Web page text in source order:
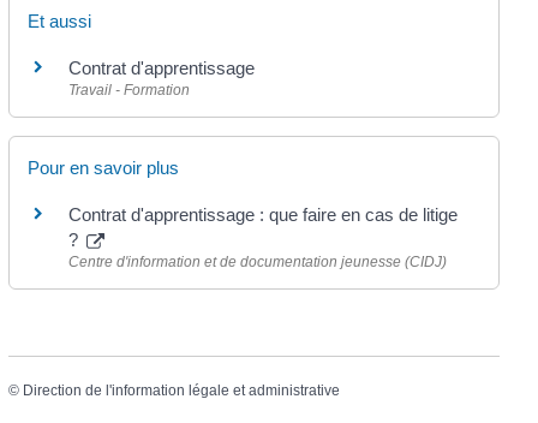
Et aussi
Contrat d'apprentissage
Travail - Formation
Pour en savoir plus
Contrat d'apprentissage : que faire en cas de litige
?
Centre d'information et de documentation jeunesse (CIDJ)
© Direction de l'information légale et administrative